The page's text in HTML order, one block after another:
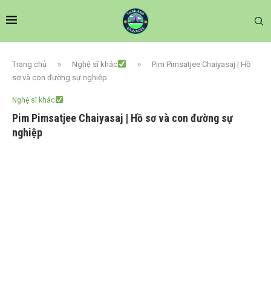
Trang chủ » Nghệ sĩ khác »
Pim Pimsatjee Chaiyasaj | Hồ
sơ và con đường sự nghiệp
Nghệ sĩ khác
Pim Pimsatjee Chaiyasaj | Hồ sơ và con đường sự
nghiệp